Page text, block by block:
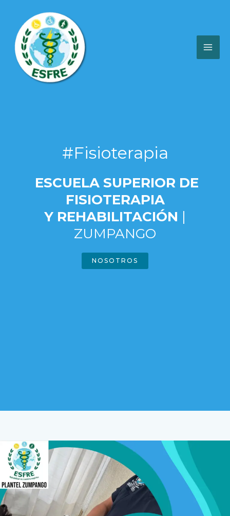
contenido
#Fisioterapia
ESCUELA SUPERIOR DE
FISIOTERAPIA
Y REHABILITACIÓN |
ZUMPANGO
NOSOTROS